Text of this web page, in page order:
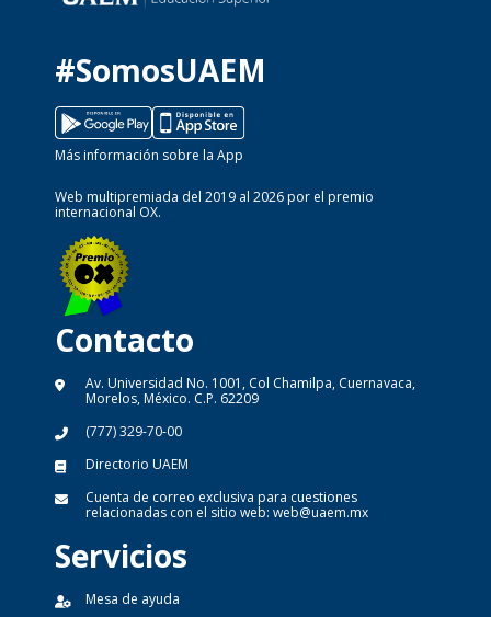
#SomosUAEM
Más información sobre la App
Web multipremiada del 2019 al 2026 por el premio
internacional OX.
Contacto
Av. Universidad No. 1001, Col Chamilpa, Cuernavaca,
Morelos, México. C.P. 62209
(777) 329-70-00
Directorio UAEM
Cuenta de correo exclusiva para cuestiones
relacionadas con el sitio web: web@uaem.mx
Servicios
Mesa de ayuda